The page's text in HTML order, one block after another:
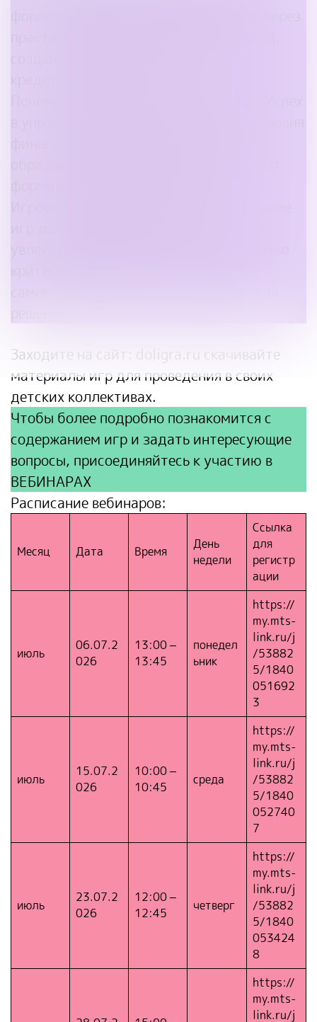
формирование финансовой культуры через
практические навыки ведения бюджета,
создания сбережений и контроля
кредитных историй.
Почему важна финансовая культура? Успех
в управлении финансами зависит от уровня
финансовой культуры, которую
образовательные учреждения начинают
формировать уже с детства.
Игровые формы обучения. Использование
игр делает процесс обучения
увлекательным и способствует развитию
критического мышления,
самостоятельности и навыков принятия
решений.
Заходите на сайт:
скачивайте
материалы игр для проведения в своих
детских коллективах.
Чтобы более подробно познакомится с
содержанием игр и задать интересующие
вопросы, присоединяйтесь к участию в
ВЕБИНАРАХ
Расписание вебинаров:
Месяц Дата Время
День
недели
Ссылка
для
регистр
ации
июль
06.07.2
026
13:00 –
13:45
понедел
ьник
https://
my.mts-
link.ru/j
/53882
5/1840
051692
3
июль
15.07.2
026
10:00 –
10:45
среда
https://
my.mts-
link.ru/j
/53882
5/1840
052740
7
июль
23.07.2
026
12:00 –
12:45
четверг
https://
my.mts-
link.ru/j
/53882
5/1840
053424
8
https://
my.mts-
link.ru/j